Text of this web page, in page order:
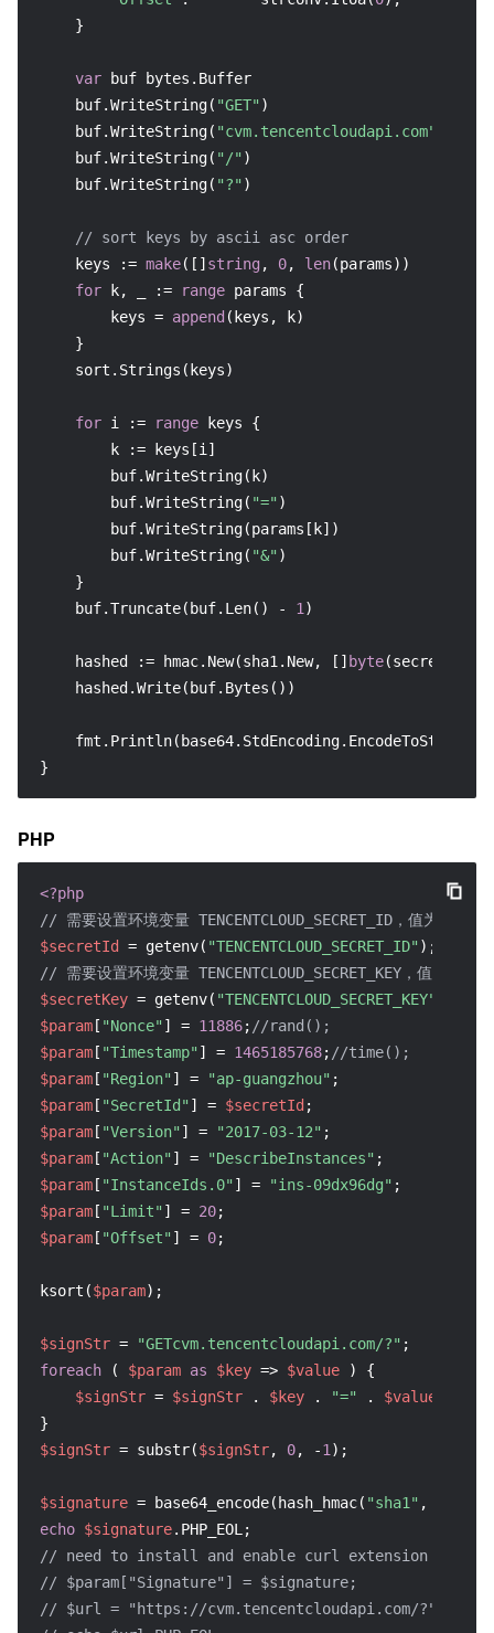
    }
var buf bytes.Buffer
    buf.WriteString(
"GET" )
    buf.WriteString(
"cvm.tencentcloudapi.com"
    buf.WriteString(
"/" )
    buf.WriteString(
"?" )
// sort keys by ascii asc order
    keys :=
make([] string , 0, len(params))
for k, _ := range params {
        keys =
append (keys, k)
    }
    sort.Strings(keys)
for i := range keys {
        k := keys[i]
        buf.WriteString(k)
        buf.WriteString(
"=" )
        buf.WriteString(params[k])
        buf.WriteString(
"&" )
    }
    buf.Truncate(buf.Len() -
1 )
    hashed := hmac.New(sha1.New, []
byte(secretKey))
    hashed.Write(buf.Bytes())
}
PHP
<?php
// 需要设置环境变量 TENCENTCLOUD_SECRET_ID，值
$secretId
= getenv( "TENCENTCLOUD_SECRET_ID"
// 需要设置环境变量 TENCENTCLOUD_SECRET_KEY，
$secretKey = getenv( "TENCENTCLOUD_SECRET_KEY"
$param [ "Nonce" ] = 11886; //rand();
$param [ "Timestamp" ] = 1465185768; //time();
$param [ "Region" ] = "ap-guangzhou"
$param [ "SecretId" ] = $secretId
$param [ "Version" ] = "2017-03-12"
$param [ "Action" ] = "DescribeInstances"
$param [ "InstanceIds.0" ] = "ins-09dx96dg"
$param [ "Limit" ] = 20
$param [ "Offset" ] = 0;
ksort($param);
$signStr = "GETcvm.tencentcloudapi.com/?"
foreach ( $param as $key => $value ) {
$signStr = $signStr . $key . "=" . $value
$signStr = substr($signStr, 0, -1 );
$signature = base64_encode(hash_hmac( "sha1" ,
echo $signature
// need to install and enable curl extension in
// $param["Signature"] = $signature;
// $url = "https://cvm.tencentcloudapi.com/